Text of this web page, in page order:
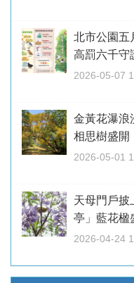
北市公園
高罰六千守
2026-05-07
金黃花瀑
相思樹盛開
2026-05-01
天母門戶
亭」藍花楹
2026-04-24